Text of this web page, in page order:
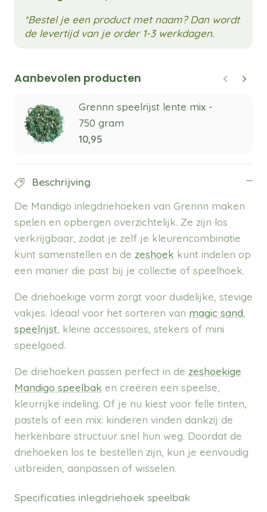
*Bestel je een product met naam? Dan wordt
de levertijd van je order 1-3 werkdagen.
Aanbevolen producten
Grennn speelrijst lente mix -
750 gram
10,95
Beschrijving
De Mandigo inlegdriehoeken van Grennn maken
spelen en opbergen overzichtelijk. Ze zijn los
verkrijgbaar, zodat je zelf je kleurencombinatie
kunt samenstellen en de zeshoek kunt indelen op
een manier die past bij je collectie of speelhoek.
De driehoekige vorm zorgt voor duidelijke, stevige
vakjes. Ideaal voor het sorteren van magic sand
speelrijst , kleine accessoires, stekers of mini
speelgoed.
De driehoeken passen perfect in de zeshoekige
Mandigo speelbak en creëren een speelse,
kleurrijke indeling. Of je nu kiest voor felle tinten,
pastels of een mix: kinderen vinden dankzij de
herkenbare structuur snel hun weg. Doordat de
driehoeken los te bestellen zijn, kun je eenvoudig
uitbreiden, aanpassen of wisselen.
Specificaties inlegdriehoek speelbak